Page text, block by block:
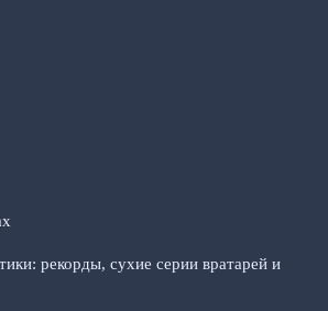
рекорды, сухие серии вратарей и